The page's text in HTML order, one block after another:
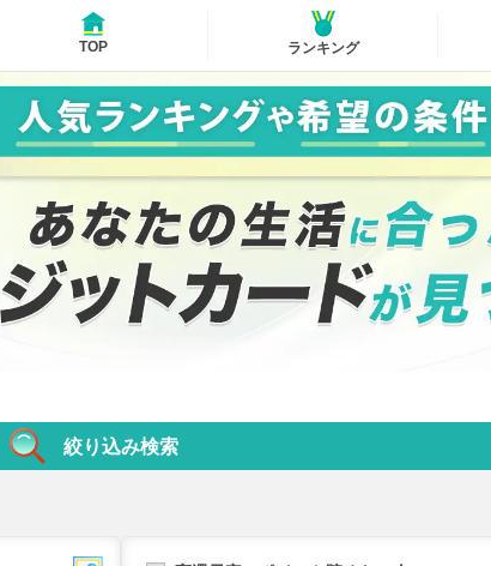
TOP ランキング
絞り込み検索